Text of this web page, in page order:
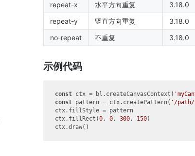
repeat-x
水平方向重复
3.18.0
repeat-y
竖直方向重复
3.18.0
no-repeat
不重复 3.18.0
示例代码
const ctx = bl.createCanvasContext(
const pattern = ctx.createPattern( '/path/
ctx.fillStyle = pattern
ctx.fillRect(0, 0, 300, 150)